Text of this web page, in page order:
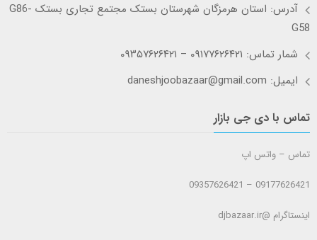
آدرس: استان هرمزگان شهرستان بستک مجتمع تجاری بستک G86-
G58
شمار تماس: ۰۹۱۷۷۶۲۶۴۲۱ – ۰۹۳۵۷۶۲۶۴۲۱
ایمیل: daneshjoobazaar@gmail.com
تماس با دی جی بازار
تماس – واتس اپ
09177626421 – 09357626421
اینستاگرام @djbazaar.ir